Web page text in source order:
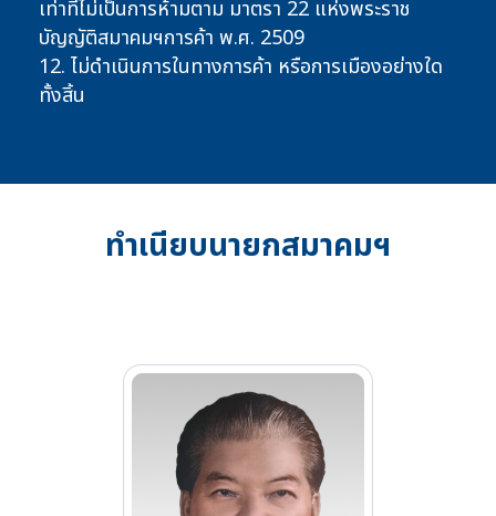
เท่าที่ไม่เป็นการห้ามตาม มาตรา 22 แห่งพระราช
บัญญัติสมาคมฯการค้า พ.ศ. 2509
12. ไม่ดำเนินการในทางการค้า หรือการเมืองอย่างใด
ทั้งสิ้น
ทำเนียบนายกสมาคมฯ